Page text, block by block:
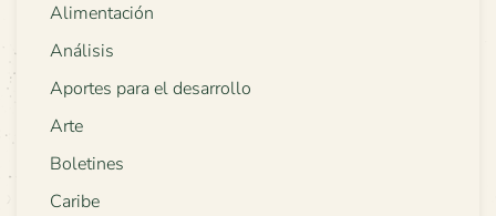
Alimentación
Análisis
Aportes para el desarrollo
Arte
Boletines
Caribe